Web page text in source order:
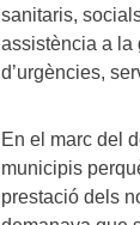
sanitaris,
assistència a la
d’urgències,
En el marc del
municipis
prestació dels